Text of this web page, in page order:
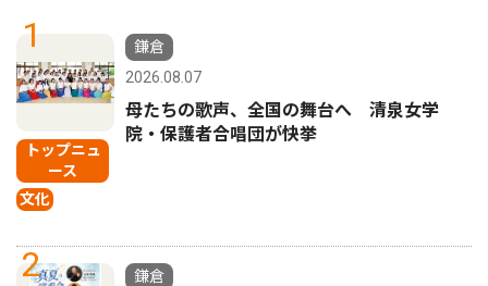
1
トップニュ
ース
文化
鎌倉
2026.08.07
母たちの歌声、全国の舞台へ 清泉女学
院・保護者合唱団が快挙
2
鎌倉